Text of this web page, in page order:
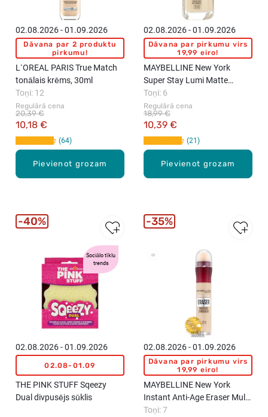
Pievienot grozam
02.08.2026 - 01.09.2026
Dāvana par 2 produktu
pirkumu!
L`OREAL PARIS True Match
tonālais krēms, 30ml
Regulārā cena
10,18 €
20,39 €
Toņi: 12
64
Pievienot grozam
02.08.2026 - 01.09.2026
Dāvana par pirkumu virs
19,99 eiro!
MAYBELLINE New York
Super Stay Lumi Matte
tonālais krēms, 35ml
Regulārā cena
10,39 €
18,99 €
Toņi: 6
21
Sociālo tīklu
trends
02.08.2026 - 01.09.2026
02.08-01.09
THE PINK STUFF Sqeezy
Dual divpusējs sūklis
40%
02.08.2026 - 01.09.2026
Dāvana par pirkumu virs
19,99 eiro!
MAYBELLINE New York
Instant Anti-Age Eraser Multi-
Use konsīleris, 6.8ml
Toņi: 7
35%